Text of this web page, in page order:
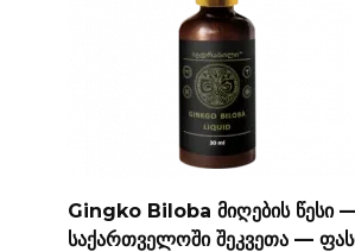
Gingko Biloba მიღების წესი
საქართველოში შეკვეთა —